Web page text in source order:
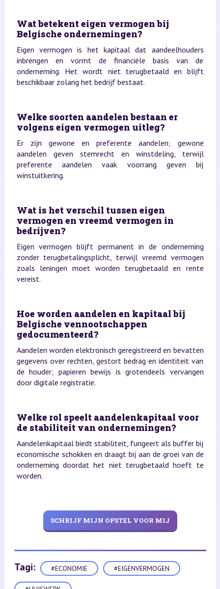
Wat betekent eigen vermogen bij
Belgische ondernemingen?
Eigen vermogen is het kapitaal dat aandeelhouders
inbrengen en vormt de financiële basis van de
onderneming. Het wordt niet terugbetaald en blijft
beschikbaar zolang het bedrijf bestaat.
Welke soorten aandelen bestaan er
volgens eigen vermogen uitleg?
Er zijn gewone en preferente aandelen; gewone
aandelen geven stemrecht en winstdeling, terwijl
preferente aandelen vaak voorrang geven bij
winstuitkering.
Wat is het verschil tussen eigen
vermogen en vreemd vermogen in
bedrijven?
Eigen vermogen blijft permanent in de onderneming
zonder terugbetalingsplicht, terwijl vreemd vermogen
zoals leningen moet worden terugbetaald en rente
vereist.
Hoe worden aandelen en kapitaal bij
Belgische vennootschappen
gedocumenteerd?
Aandelen worden elektronisch geregistreerd en bevatten
gegevens over rechten, gestort bedrag en identiteit van
de houder; papieren bewijs is grotendeels vervangen
door digitale registratie.
Welke rol speelt aandelenkapitaal voor
de stabiliteit van ondernemingen?
Aandelenkapitaal biedt stabiliteit, fungeert als buffer bij
economische schokken en draagt bij aan de groei van de
onderneming doordat het niet terugbetaald hoeft te
worden.
SCHRIJF MIJN OPSTEL VOOR MIJ
Tagi: #ECONOMIE #EIGENVERMOGEN